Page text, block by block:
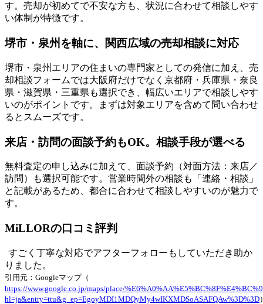
す。売却が初めてで不安な方も、状況に合わせて相談しやす
い体制が特徴です。
堺市・泉州を軸に、関西広域の売却相談に対応
堺市・泉州エリアの住まいの専門家としての発信に加え、売
却相談フォームでは大阪府だけでなく京都府・兵庫県・奈良
県・滋賀県・三重県も選択でき、幅広いエリアで相談しやす
いのがポイントです。まずは対象エリアを含めて問い合わせ
るとスムーズです。
来店・訪問の面談予約もOK。相談手段が選べる
無料査定の申し込みに加えて、面談予約（対面方法：来店／
訪問）も選択可能です。営業時間外の相談も「連絡・相談」
と記載があるため、都合に合わせて相談しやすいのが魅力で
す。
MiLLORの口コミ評判
すごく丁寧な対応でアフターフォローもしていただき助か
りました。
引用元：Googleマップ（
https://www.google.co.jp/maps/place/
hl=ja&entry=ttu&g_ep=EgoyMDI1MDQyMy4wIKXMDSoASAFQAw%3D%3D